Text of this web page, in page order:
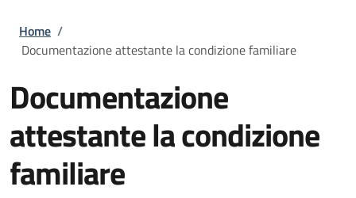
Briciole di pane
Home /
Documentazione attestante la condizione familiare
Documentazione
attestante la condizione
familiare